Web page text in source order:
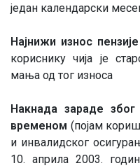
један календарски
Најнижи износ пензије
кориснику чија је
мања од тог износа
Накнада зараде
временом (појам
и инвалидског
10. априла 2003.